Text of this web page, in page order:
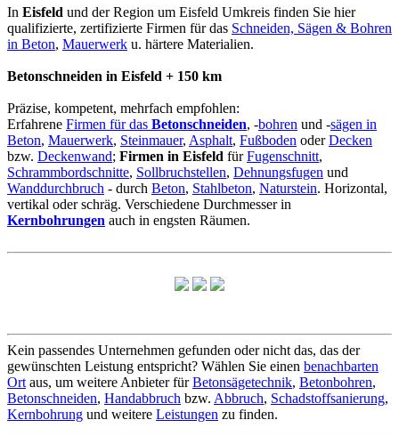
In Eisfeld und der Region um Eisfeld Umkreis finden Sie hier
qualifizierte, zertifizierte Firmen für das Schneiden, Sägen & Bohren
in Beton, Mauerwerk u. härtere Materialien.
Betonschneiden in Eisfeld + 150 km
Präzise, kompetent, mehrfach empfohlen:
Erfahrene Firmen für das Betonschneiden, -bohren und -sägen in
Beton, Mauerwerk, Steinmauer, Asphalt, Fußboden oderDecken
bzw. Deckenwand; Firmen in Eisfeld fürFugenschnitt,
Schrammbordschnitte, Sollbruchstellen, Dehnungsfugen und
Wanddurchbruch - durch Beton, Stahlbeton, Naturstein. Horizontal,
vertikal oder schräg. Verschiedene Durchmesser in
Kernbohrungen auch in engsten Räumen.
Kein passendes Unternehmen gefunden oder nicht das, das der
gewünschten Leistung entspricht? Wählen Sie einen benachbarten
Ort aus, um weitere Anbieter fürBetonsägetechnik, Betonbohren,
Betonschneiden, Handabbruch bzw. Abbruch, Schadstoffsanierung,
Kernbohrung und weitere Leistungen zu finden.